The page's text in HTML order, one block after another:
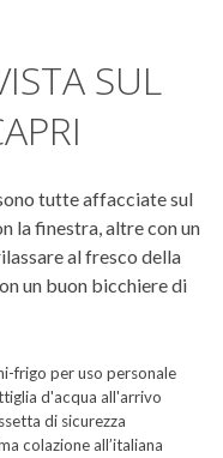
SUL
tutte affacciate sul
la finestra, altre con un
al fresco della
un buon bicchiere di
frigo per uso personale
d'acqua all'arrivo
di sicurezza
colazione all’italiana